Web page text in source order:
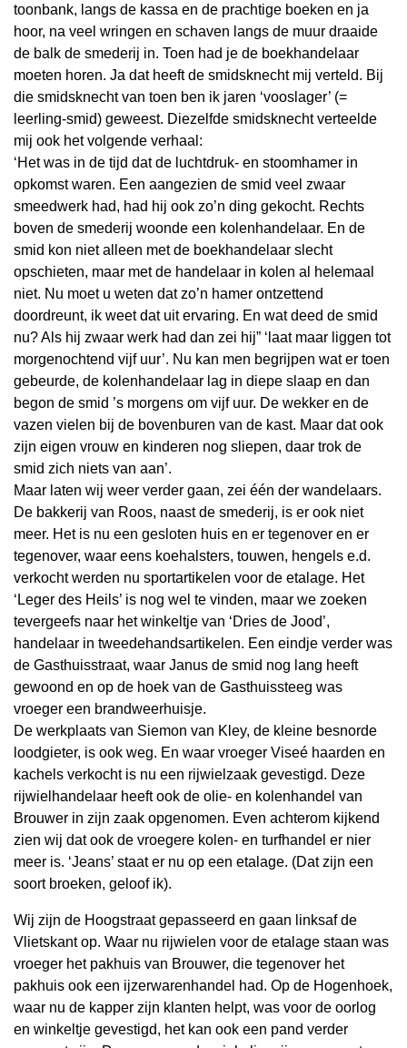
toonbank, langs de kassa en de prachtige boeken en ja
hoor, na veel wringen en schaven langs de muur draaide
de balk de smederij in. Toen had je de boekhandelaar
moeten horen. Ja dat heeft de smidsknecht mij verteld. Bij
die smidsknecht van toen ben ik jaren ‘vooslager’ (=
leerling-smid) geweest. Diezelfde smidsknecht verteelde
mij ook het volgende verhaal:
‘Het was in de tijd dat de luchtdruk- en stoomhamer in
opkomst waren. Een aangezien de smid veel zwaar
smeedwerk had, had hij ook zo’n ding gekocht. Rechts
boven de smederij woonde een kolenhandelaar. En de
smid kon niet alleen met de boekhandelaar slecht
opschieten, maar met de handelaar in kolen al helemaal
niet. Nu moet u weten dat zo’n hamer ontzettend
doordreunt, ik weet dat uit ervaring. En wat deed de smid
nu? Als hij zwaar werk had dan zei hij” ‘laat maar liggen tot
morgenochtend vijf uur’. Nu kan men begrijpen wat er toen
gebeurde, de kolenhandelaar lag in diepe slaap en dan
begon de smid ’s morgens om vijf uur. De wekker en de
vazen vielen bij de bovenburen van de kast. Maar dat ook
zijn eigen vrouw en kinderen nog sliepen, daar trok de
smid zich niets van aan’.
Maar laten wij weer verder gaan, zei één der wandelaars.
De bakkerij van Roos, naast de smederij, is er ook niet
meer. Het is nu een gesloten huis en er tegenover en er
tegenover, waar eens koehalsters, touwen, hengels e.d.
verkocht werden nu sportartikelen voor de etalage. Het
‘Leger des Heils’ is nog wel te vinden, maar we zoeken
tevergeefs naar het winkeltje van ‘Dries de Jood’,
handelaar in tweedehandsartikelen. Een eindje verder was
de Gasthuisstraat, waar Janus de smid nog lang heeft
gewoond en op de hoek van de Gasthuissteeg was
vroeger een brandweerhuisje.
De werkplaats van Siemon van Kley, de kleine besnorde
loodgieter, is ook weg. En waar vroeger Viseé haarden en
kachels verkocht is nu een rijwielzaak gevestigd. Deze
rijwielhandelaar heeft ook de olie- en kolenhandel van
Brouwer in zijn zaak opgenomen. Even achterom kijkend
zien wij dat ook de vroegere kolen- en turfhandel er nier
meer is. ‘Jeans’ staat er nu op een etalage. (Dat zijn een
soort broeken, geloof ik).
Wij zijn de Hoogstraat gepasseerd en gaan linksaf de
Vlietskant op. Waar nu rijwielen voor de etalage staan was
vroeger het pakhuis van Brouwer, die tegenover het
pakhuis ook een ijzerwarenhandel had. Op de Hogenhoek,
waar nu de kapper zijn klanten helpt, was voor de oorlog
en winkeltje gevestigd, het kan ook een pand verder